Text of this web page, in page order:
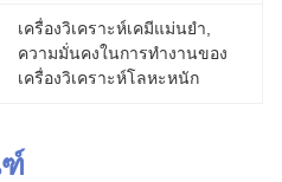
เครื่องวิเคราะห์เคมีแม่นยํา
ความมั่นคงในการทํางานของ
เครื่องวิเคราะห์โลหะหนัก